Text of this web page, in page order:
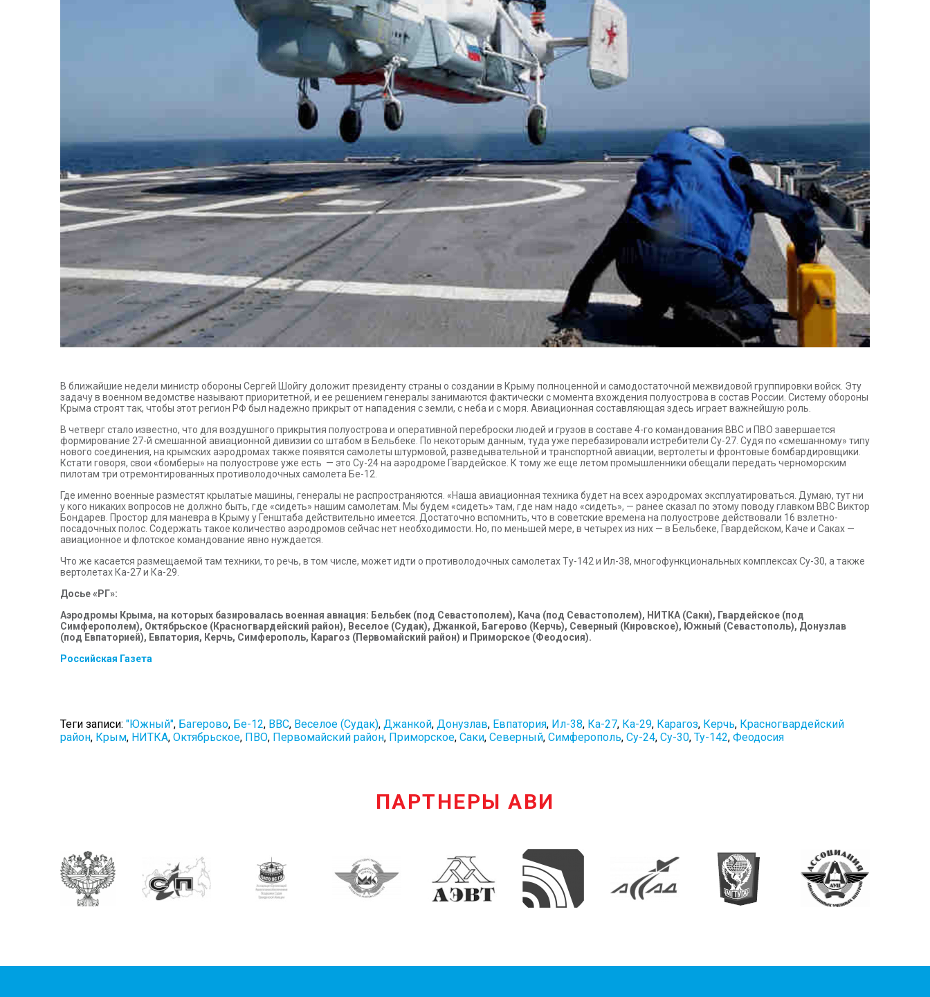
В ближайшие недели министр обороны Сергей Шойгу доложит президенту страны о создании в Крыму полноценной и самодостаточной межвидовой группировки войск. Эту
задачу в военном ведомстве называют приоритетной, и ее решением генералы занимаются фактически с момента вхождения полуострова в состав России. Систему обороны
Крыма строят так, чтобы этот регион РФ был надежно прикрыт от нападения с земли, с неба и с моря. Авиационная составляющая здесь играет важнейшую роль.
В четверг стало известно, что для воздушного прикрытия полуострова и оперативной переброски людей и грузов в составе 4-го командования ВВС и ПВО завершается
формирование 27-й смешанной авиационной дивизии со штабом в Бельбеке. По некоторым данным, туда уже перебазировали истребители Су-27. Судя по «смешанному» типу
нового соединения, на крымских аэродромах также появятся самолеты штурмовой, разведывательной и транспортной авиации, вертолеты и фронтовые бомбардировщики.
Кстати говоря, свои «бомберы» на полуострове уже есть — это Су-24 на аэродроме Гвардейское. К тому же еще летом промышленники обещали передать черноморским
пилотам три отремонтированных противолодочных самолета Бе-12.
Где именно военные разместят крылатые машины, генералы не распространяются. «Наша авиационная техника будет на всех аэродромах эксплуатироваться. Думаю, тут ни
у кого никаких вопросов не должно быть, где «сидеть» нашим самолетам. Мы будем «сидеть» там, где нам надо «сидеть», — ранее сказал по этому поводу главком ВВС Виктор
Бондарев. Простор для маневра в Крыму у Генштаба действительно имеется. Достаточно вспомнить, что в советские времена на полуострове действовали 16 взлетно-
посадочных полос. Содержать такое количество аэродромов сейчас нет необходимости. Но, по меньшей мере, в четырех из них — в Бельбеке, Гвардейском, Каче и Саках —
авиационное и флотское командование явно нуждается.
Что же касается размещаемой там техники, то речь, в том числе, может идти о противолодочных самолетах Ту-142 и Ил-38, многофункциональных комплексах Су-30, а также
вертолетах Ка-27 и Ка-29.
Досье «РГ»:
Аэродромы Крыма, на которых базировалась военная авиация: Бельбек (под Севастополем), Кача (под Севастополем), НИТКА (Саки), Гвардейское (под
Симферополем), Октябрьское (Красногвардейский район), Веселое (Судак), Джанкой, Багерово (Керчь), Северный (Кировское), Южный (Севастополь), Донузлав
(под Евпаторией), Евпатория, Керчь, Симферополь, Карагоз (Первомайский район) и Приморское (Феодосия).
Российская Газета
Теги записи: "Южный", Багерово, Бе-12, ВВС, Веселое (Судак), Джанкой, Донузлав, Евпатория, Ил-38, Ка-27, Ка-29, Карагоз, Керчь, Красногвардейский
район, Крым, НИТКА, Октябрьское, ПВО, Первомайский район, Приморское, Саки, Северный, Симферополь, Су-24, Су-30, Ту-142, Феодосия
ПАРТНЕРЫ АВИ